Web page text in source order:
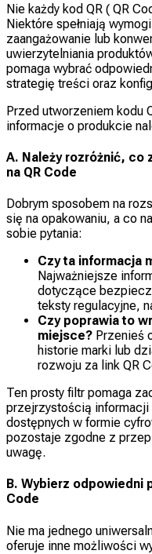
Nie każdy kod QR ( QR
Niektóre spełniają
zaangażowanie lub
uwierzytelniania
pomaga wybrać
strategię treści oraz
Przed utworzeniem kodu
informacje o produkcie
A. Należy rozróżnić, co
na QR Code
Dobrym sposobem na
się na opakowaniu, a co
sobie pytania:
Czy ta informacja
Najważniejsze
dotyczące
teksty regulacyjne,
Czy poprawia to
miejsce? Przenieś
historie marki lub
rozwoju za link QR
Ten prosty filtr pomaga
przejrzystością
dostępnych w formie
pozostaje zgodne z
uwagę.
B. Wybierz odpowiedni
Code
Nie ma jednego
oferuje inne możliwości